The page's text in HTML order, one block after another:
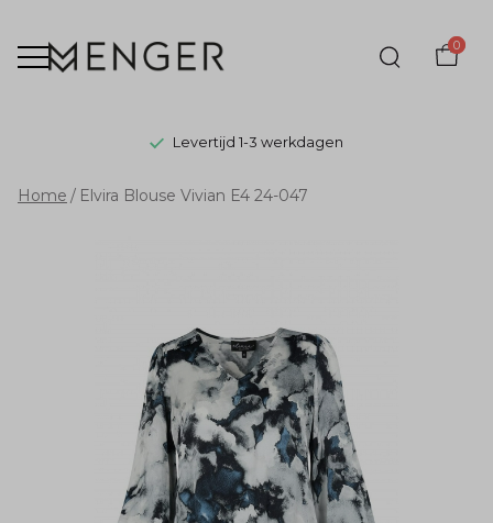
0
Levertijd 1-3 werkdagen
Elvira
Home Elvira Blouse Vivian E4 24-047